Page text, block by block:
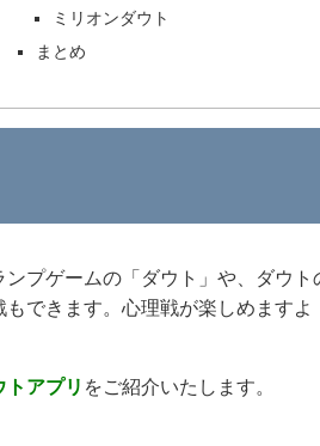
ミリオンダウト
まとめ
プゲームの「ダウト」や、ダウト
できます。心理戦が楽しめますよ
トアプリ をご紹介いたします。